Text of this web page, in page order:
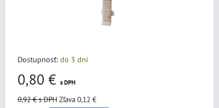
Dostupnosť: do 3 dní
0,80 € s DPH
0,92 €s DPH Zľava 0,12 €